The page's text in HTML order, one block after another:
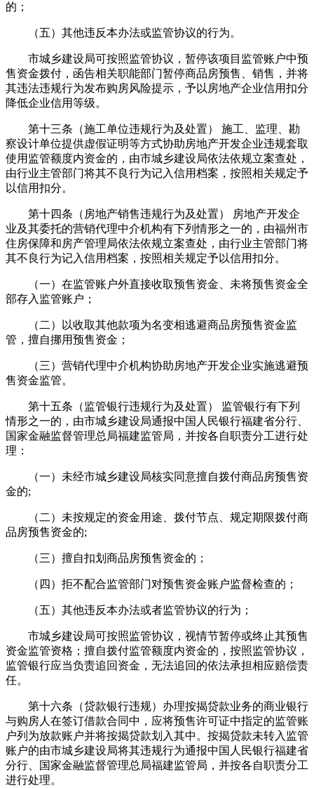
的；
（五）其他违反本办法或监管协议的行为。
市城乡建设局可按照监管协议，暂停该项目监管账户中预
售资金拨付，函告相关职能部门暂停商品房预售、销售，并将
其违法违规行为发布购房风险提示，予以房地产企业信用扣分
降低企业信用等级。
第十三条（施工单位违规行为及处置） 施工、监理、勘
察设计单位提供虚假证明等方式协助房地产开发企业违规套取
使用监管额度内资金的，由市城乡建设局依法依规立案查处，
由行业主管部门将其不良行为记入信用档案，按照相关规定予
以信用扣分。
第十四条（房地产销售违规行为及处置） 房地产开发企
业及其委托的营销代理中介机构有下列情形之一的，由福州市
住房保障和房产管理局依法依规立案查处，由行业主管部门将
其不良行为记入信用档案，按照相关规定予以信用扣分。
（一）在监管账户外直接收取预售资金、未将预售资金全
部存入监管账户；
（二）以收取其他款项为名变相逃避商品房预售资金监
管，擅自挪用预售资金；
（三）营销代理中介机构协助房地产开发企业实施逃避预
售资金监管。
第十五条（监管银行违规行为及处置） 监管银行有下列
情形之一的，由市城乡建设局通报中国人民银行福建省分行、
国家金融监督管理总局福建监管局，并按各自职责分工进行处
理：
（一）未经市城乡建设局核实同意擅自拨付商品房预售资
金的;
（二）未按规定的资金用途、拨付节点、规定期限拨付商
品房预售资金的;
（三）擅自扣划商品房预售资金的；
（四）拒不配合监管部门对预售资金账户监督检查的；
（五）其他违反本办法或者监管协议的行为；
市城乡建设局可按照监管协议，视情节暂停或终止其预售
资金监管资格；擅自拨付监管额度内资金的，按照监管协议，
监管银行应当负责追回资金，无法追回的依法承担相应赔偿责
任。
第十六条（贷款银行违规）办理按揭贷款业务的商业银行
与购房人在签订借款合同中，应将预售许可证中指定的监管账
户列为放款账户并将按揭贷款划入其中。按揭贷款未转入监管
账户的由市城乡建设局将其违规行为通报中国人民银行福建省
分行、国家金融监督管理总局福建监管局，并按各自职责分工
进行处理。